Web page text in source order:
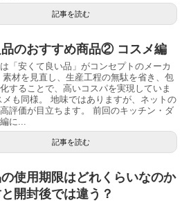
記事を読む
のおすすめ商品② コスメ編
「安くて良い品」がコンセプトのメーカ
素材を見直し、生産工程の無駄を省き、包
することで、高いコスパを実現していま
メも同様。 地味ではありますが、ネットの
評価が目立ちます。 前回のキッチン・ダ
に...
記事を読む
使用期限はどれくらいなのか
開封後では違う？